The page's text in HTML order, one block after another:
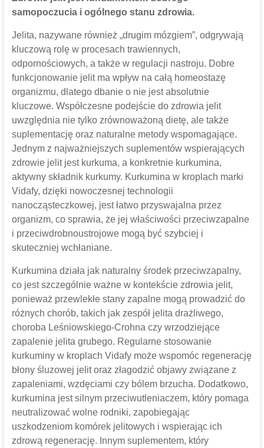
samopoczucia i ogólnego stanu zdrowia.
Jelita, nazywane również „drugim mózgiem”, odgrywają
kluczową rolę w procesach trawiennych,
odpornościowych, a także w regulacji nastroju. Dobre
funkcjonowanie jelit ma wpływ na całą homeostazę
organizmu, dlatego dbanie o nie jest absolutnie
kluczowe. Współczesne podejście do zdrowia jelit
uwzględnia nie tylko zrównoważoną dietę, ale także
suplementację oraz naturalne metody wspomagające.
Jednym z najważniejszych suplementów wspierających
zdrowie jelit jest kurkuma, a konkretnie kurkumina,
aktywny składnik kurkumy. Kurkumina w kroplach marki
Vidafy, dzięki nowoczesnej technologii
nanocząsteczkowej, jest łatwo przyswajalna przez
organizm, co sprawia, że jej właściwości przeciwzapalne
i przeciwdrobnoustrojowe mogą być szybciej i
skuteczniej wchłaniane.
Kurkumina działa jak naturalny środek przeciwzapalny,
co jest szczególnie ważne w kontekście zdrowia jelit,
ponieważ przewlekłe stany zapalne mogą prowadzić do
różnych chorób, takich jak zespół jelita drażliwego,
choroba Leśniowskiego-Crohna czy wrzodziejące
zapalenie jelita grubego. Regularne stosowanie
kurkuminy w kroplach Vidafy może wspomóc regenerację
błony śluzowej jelit oraz złagodzić objawy związane z
zapaleniami, wzdęciami czy bólem brzucha. Dodatkowo,
kurkumina jest silnym przeciwutleniaczem, który pomaga
neutralizować wolne rodniki, zapobiegając
uszkodzeniom komórek jelitowych i wspierając ich
zdrową regenerację. Innym suplementem, który